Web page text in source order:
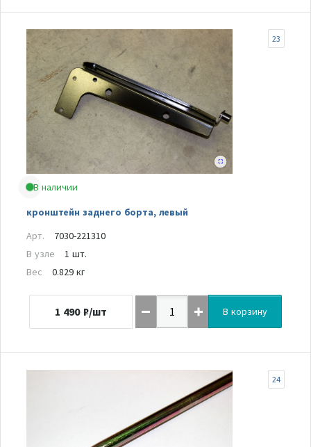
В наличии
кронштейн заднего борта, левый
23
Арт.
7030-221310
В узле
1 шт.
Вес
0.829 кг
1 490 ₽/шт В корзину
24